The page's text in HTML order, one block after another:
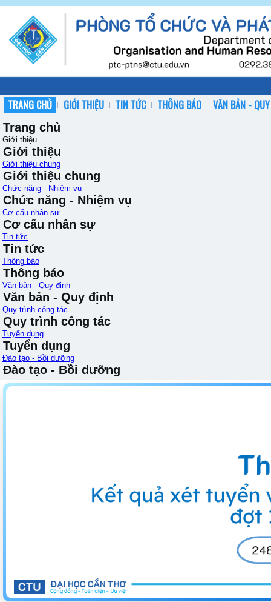
TRANG CHỦ GIỚI THIỆU TIN TỨC THÔNG BÁO VĂN BẢN -
Trang chủ
Giới thiệu
Giới thiệu
Giới thiệu chung
Giới thiệu chung
Chức năng - Nhiệm vụ
Chức năng - Nhiệm vụ
Cơ cấu nhân sự
Cơ cấu nhân sự
Tin tức
Tin tức
Thông báo
Thông báo
Văn bản - Quy định
Văn bản - Quy định
Quy trình công tác
Quy trình công tác
Tuyển dụng
Tuyển dụng
Đào tạo - Bồi dưỡng
Đào tạo - Bồi dưỡng